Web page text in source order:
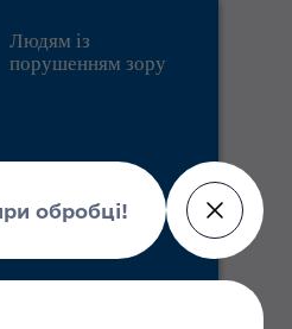
Людям із
порушенням зору